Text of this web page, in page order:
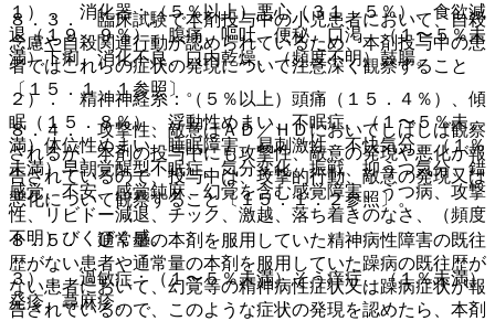
８．３． 臨床試験で本剤投与中の小児患者において、自殺
念慮や自殺関連行動が認められているため、本剤投与中の患
者ではこれらの症状の発現について注意深く観察すること
〔１５．１．１参照〕。
８．４． 攻撃性、敵意はＡＤ／ＨＤにおいてしばしば観察
されるが、本剤の投与中にも攻撃性、敵意の発現や悪化が報
告されているので、投与中は、攻撃的行動、敵意の発現又は
悪化について観察すること〔１５．１．２参照〕。
８．５． 通常量の本剤を服用していた精神病性障害の既往
歴がない患者や通常量の本剤を服用していた躁病の既往歴が
ない患者において、幻覚等の精神病性症状又は躁病症状が報
告されているので、このような症状の発現を認めたら、本剤
１）． 消化器：（５％以上）悪心（３１．５％）、食欲減
退（１９．９％）、腹痛、嘔吐、便秘、口渇、（１〜５％未
満）下痢、消化不良、口内乾燥、（頻度不明）鼓腸。
２）． 精神神経系：（５％以上）頭痛（１５．４％）、傾
眠（１５．８％）、浮動性めまい、不眠症、（１〜５％未
満）体位性めまい、睡眠障害、易刺激性、不快気分、（１％
未満）早朝覚醒型不眠症、気分変化、振戦、抑うつ気分、錯
感覚、不安、感覚鈍麻、幻覚を含む感覚障害、うつ病、攻撃
性、リビドー減退、チック、激越、落ち着きのなさ、（頻度
不明）びくびく感。
３）． 過敏症：（１〜５％未満）そう痒症、（１％未満）
発疹、蕁麻疹。